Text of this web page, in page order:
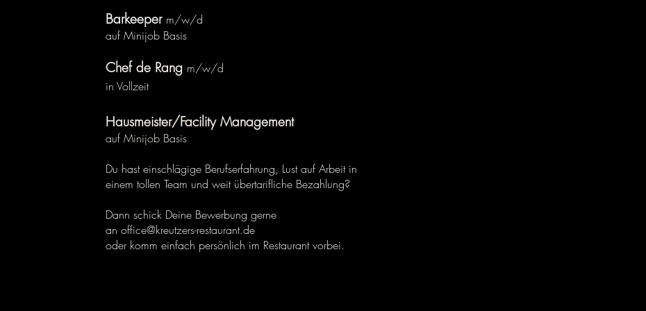
Barkeeper m/w/d
auf Minijob Basis
​Chef de Rang m/w/d
in Vollzeit
Hausmeister/Facility Management
auf Minijob Basis
Du hast einschlägige Berufserfahrung, Lust auf Arbeit in
einem tollen Team und weit übertarifliche Bezahlung?
Dann schick Deine Bewerbung gerne
an office@kreutzers-restaurant.de
oder komm einfach persönlich im Restaurant vorbei.